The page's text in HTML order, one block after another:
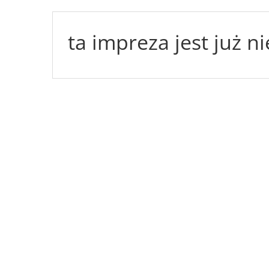
ta impreza jest już